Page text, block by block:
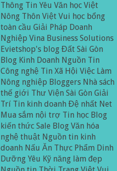
Thông Tin Yêu Văn học Việt
Nông Thôn Việt Vui học bổng
toàn cầu Giải Pháp Doanh
Nghiệp Vina Business Solutions
Evietshop's blog Đất Sài Gòn
Blog Kinh Doanh Nguồn Tin
Công nghệ Tin Xã Hội Việc Làm
Nông nghiệp Bloggers Nhà sách
thế giới Thư Viện Sài Gòn Giải
Trí Tin kinh doanh Đệ nhất Net
Mua sắm nội trợ Tin học Blog
kiến thức Sale Blog Văn hóa
nghệ thuật Nguồn tin kinh
doanh Nấu Ăn Thực Phẩm Dinh
Dưỡng Yêu Kỹ năng làm đẹp